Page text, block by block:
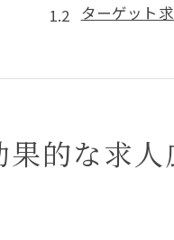
ターゲット
効果的な広
視覚的要素
フィードバッ
求職者の注目を
的な求